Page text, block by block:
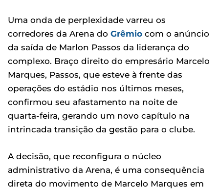
Uma onda de perplexidade varreu os
corredores da Arena do Grêmio com o anúncio
da saída de Marlon Passos da liderança do
complexo. Braço direito do empresário Marcelo
Marques, Passos, que esteve à frente das
operações do estádio nos últimos meses,
confirmou seu afastamento na noite de
quarta-feira, gerando um novo capítulo na
intrincada transição da gestão para o clube.
A decisão, que reconfigura o núcleo
administrativo da Arena, é uma consequência
direta do movimento de Marcelo Marques em